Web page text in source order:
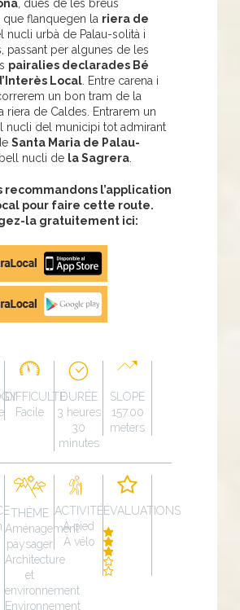
, dues de les breus
flanquegen la riera de
nucli urbà de Palau-solità i
passant per algunes de les
pairalies declarades Bé
Local . Entre carena i
un bon tram de la
riera de Caldes. Entrarem un
nucli del municipi tot admirant
Santa Maria de Palau-
nucli de la Sagrera
recommandons l’application
pour faire cette route.
la gratuitement ici:
DIFFICULTÉ
Facile
DURÉE
3 heures
30
minutes
SLOPE
157.00
meters
THÈME
Aménagement
paysager
Architecture
et
environnement
Environnement
ACTIVITÉ
À pied
À vélo
ÉVALUATIONS